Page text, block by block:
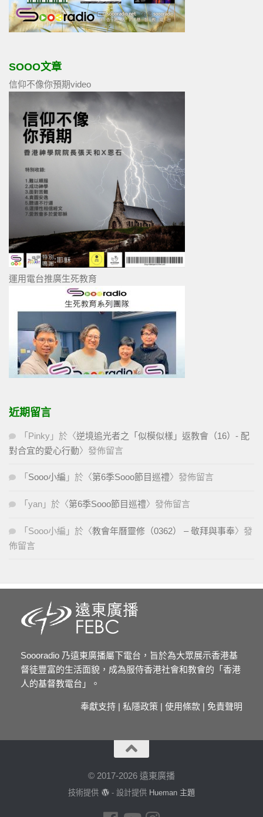
SOOO文章
信仰不像你預期video
運用電台推廣生死教育
近期留言
「 Pinky 」於〈逆境追光者之「似模似樣」返教會（16）- 配
對合宜的愛心行動〉發佈留言
「 Sooo小編 」於〈第6季Sooo節目巡禮〉發佈留言
「 yan 」於〈第6季Sooo節目巡禮〉發佈留言
「 Sooo小編 」於〈教會年曆靈修（0362） – 敬拜與事奉〉發
佈留言
Soooradio 乃遠東廣播屬下電台，旨於為大眾展示香港基
督徒豐富的生活面貌，成為服侍香港社會和教會的「香港
人的基督教電台」。
奉獻支持 | 私隱政策 | 使用條款 | 免責聲明
© 2017-2026 遠東廣播
技術提供 - 設計提供 Hueman 主題